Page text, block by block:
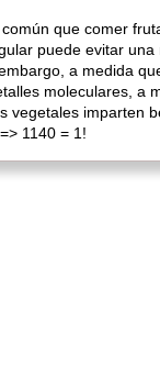
que comer
puede evitar una
a medida
moleculares, a
vegetales imparten
1140 = 1!